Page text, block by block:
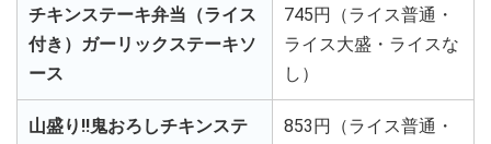
チキンステーキ弁当（ライス
付き）ガーリックステーキソ
ース
745円（ライス普通・
ライス大盛・ライスな
し）
山盛り!!鬼おろしチキンステ
853円（ライス普通・